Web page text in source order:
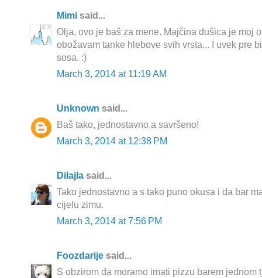
Mimi said...
Olja, ovo je baš za mene. Majčina dušica je moj
obožavam tanke hlebove svih vrsta... I uvek pre
sosa. :)
March 3, 2014 at 11:19 AM
Unknown said...
Baš tako, jednostavno,a savršeno!
March 3, 2014 at 12:38 PM
Dilajla said...
Tako jednostavno a s tako puno okusa i da bar
cijelu zimu.
March 3, 2014 at 7:56 PM
Foozdarije said...
S obzirom da moramo imati pizzu barem jednom